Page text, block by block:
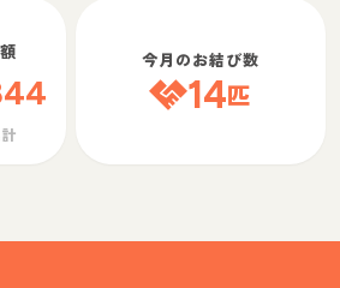
今月のお結び数
14匹